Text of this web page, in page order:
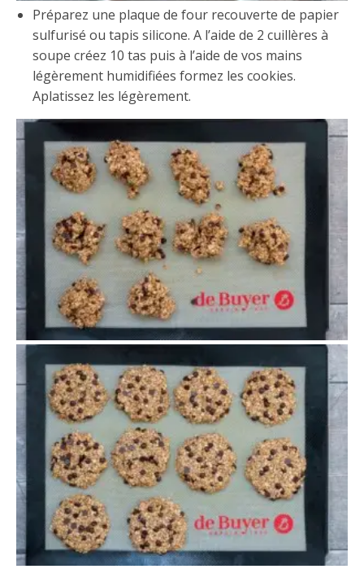
Préparez une plaque de four recouverte de papier
sulfurisé ou tapis silicone. A l’aide de 2 cuillères à
soupe créez 10 tas puis à l’aide de vos mains
légèrement humidifiées formez les cookies.
Aplatissez les légèrement.